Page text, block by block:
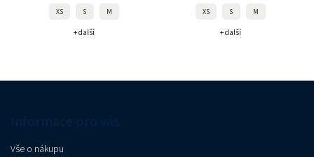
XS S M
+ další
XS S M
+ další
Vše o nákupu